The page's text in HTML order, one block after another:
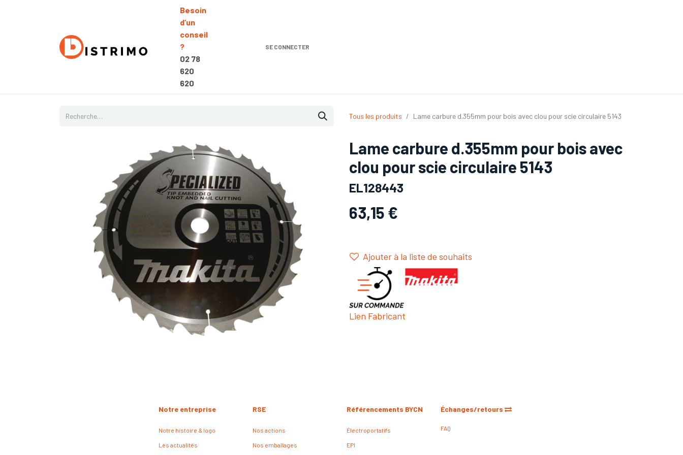
Besoin
d’un
conseil
?
02 78
620
620
SE CONNECTER
Tous les produits Lame carbure d.355mm pour bois avec clou pour scie circulaire 5143
Lame carbure d.355mm pour bois avec
clou pour scie circulaire 5143
EL128443
63,15 €
Ajouter à la liste de souhaits
Lien Fabricant
Échanges/retours
FAQ
Référencements BYCN
Électroportatifs
EPI
RSE
Nos actions
Nos emballages
Notre entreprise
Notre histoire & logo
Les actualités